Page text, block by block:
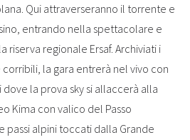
Qui attraverseranno il torrente e
entrando nella spettacolare e
regionale Ersaf. Archiviati i
la gara entrerà nel vivo con
dove la prova sky si allaccerà alla
Kima con valico del Passo
passi alpini toccati dalla Grande